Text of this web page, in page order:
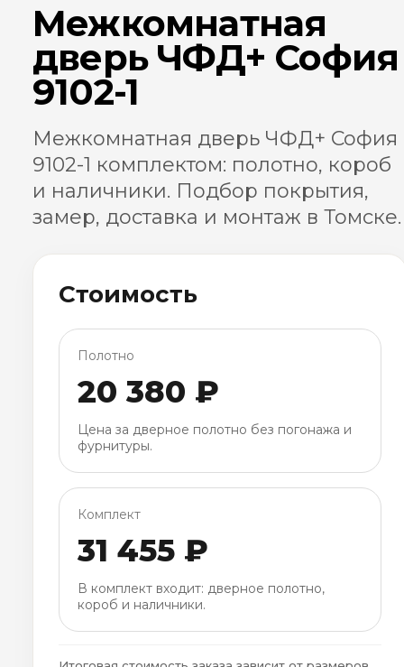
Межкомнатная
дверь ЧФД+ София
9102-1
Межкомнатная дверь ЧФД+ София
9102-1 комплектом: полотно, короб
и наличники. Подбор покрытия,
замер, доставка и монтаж в Томске.
Стоимость
Полотно
20 380 ₽
Цена за дверное полотно без погонажа и
фурнитуры.
Комплект
31 455 ₽
В комплект входит: дверное полотно,
короб и наличники.